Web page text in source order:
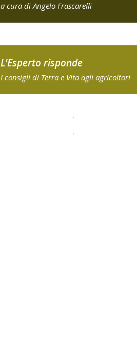
a cura di Angelo Frascarelli
L'Esperto risponde
I consigli di Terra e Vita agli agricoltori